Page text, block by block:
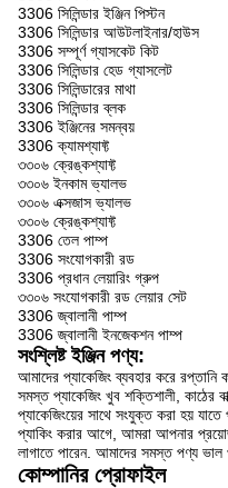
3306 সিলিন্ডার ইঞ্জিন পিস্টন
3306 সিলিন্ডার আউটলাইনার/হাউস
3306 সম্পূর্ণ গ্যাসকেট কিট
3306 সিলিন্ডার হেড গ্যাসলেট
3306 সিলিন্ডারের মাথা
3306 সিলিন্ডার ব্লক
3306 ইঞ্জিনের সমন্বয়
3306 ক্যামশ্যাফ্ট
৩৩০৬ ক্রেঙ্কশ্যাফ্ট
৩৩০৬ ইনকাম ভ্যালভ
৩৩০৬ এক্সজাস ভ্যালভ
৩৩০৬ ক্রেঙ্কশ্যাফ্ট
3306 তেল পাম্প
3306 সংযোগকারী রড
3306 প্রধান লেয়ারিং গ্রুপ
৩৩০৬ সংযোগকারী রড লেয়ার সেট
3306 জ্বালানী পাম্প
3306 জ্বালানী ইনজেকশন পাম্প
সংশ্লিষ্ট ইঞ্জিন পণ্য:
আমাদের প্যাকেজিং ব্যবহার করে রপ্তানি
সমস্ত প্যাকেজিং খুব শক্তিশালী, কাঠের
প্যাকেজিংয়ের সাথে সংযুক্ত করা হয়
প্যাকিং করার আগে, আমরা আপনার
লাগাতে পারেন. আমাদের সমস্ত পণ্য ভাল
কোম্পানির প্রোফাইল